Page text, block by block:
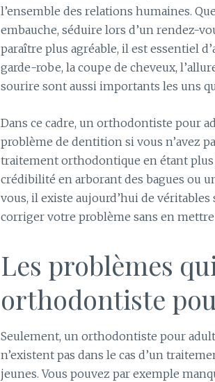
l’ensemble des relations humaines.
embauche, séduire lors d’un rendez-
paraître plus agréable, il est essentiel
garde-robe, la coupe de cheveux,
sourire sont aussi importants les uns
Dans ce cadre, un orthodontiste pour
problème de dentition si vous n’avez
traitement orthodontique en étant plus
crédibilité en arborant des bagues ou
vous, il existe aujourd’hui de
corriger votre problème sans en
Les problèmes
orthodontiste
Seulement, un orthodontiste pour
n’existent pas dans le cas d’un
jeunes. Vous pouvez par exemple